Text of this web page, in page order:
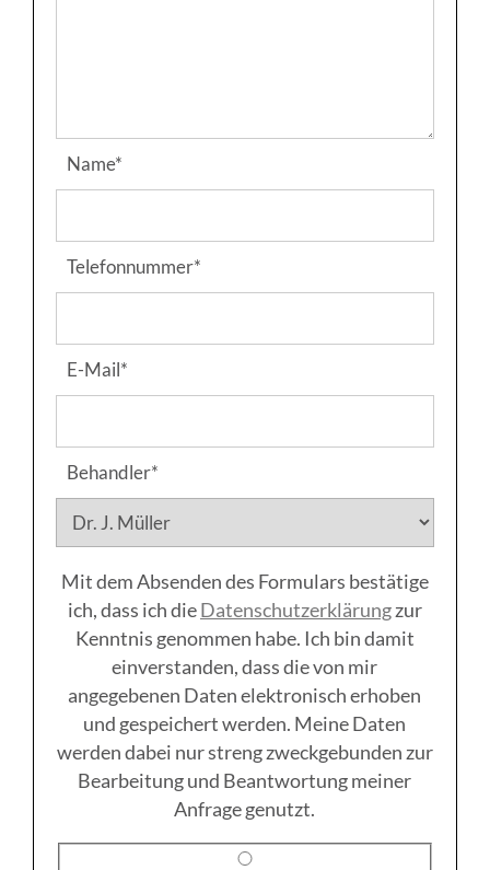
Pflichtfeld
Name*
Pflichtfeld
Telefonnummer*
Pflichtfeld
E-Mail*
Pflichtfeld
Behandler*
Mit dem Absenden des Formulars bestätige
ich, dass ich dieDatenschutzerklärungzur
Kenntnis genommen habe. Ich bin damit
einverstanden, dass die von mir
angegebenen Daten elektronisch erhoben
und gespeichert werden. Meine Daten
werden dabei nur streng zweckgebunden zur
Bearbeitung und Beantwortung meiner
Anfrage genutzt.